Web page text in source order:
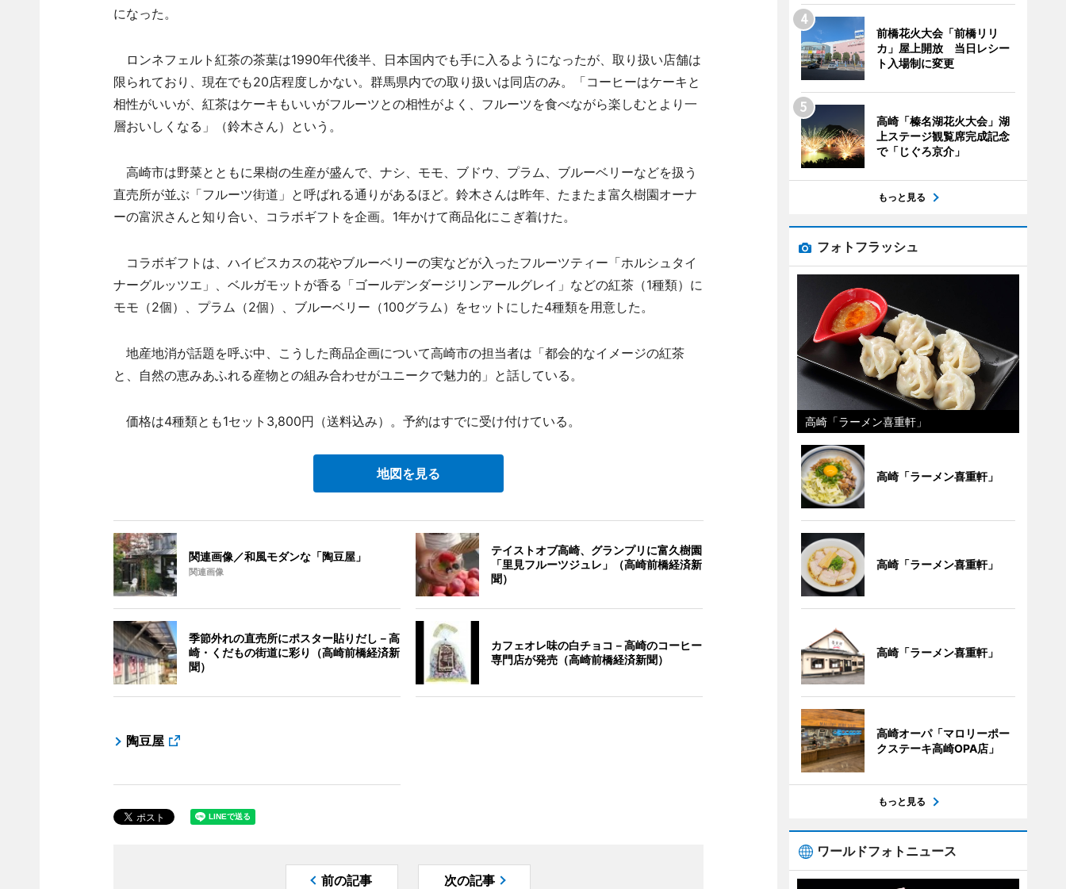
になった。
ロンネフェルト紅茶の茶葉は1990年代後半、日本国内でも手に入るようになったが、取り扱い店舗は
限られており、現在でも20店程度しかない。群馬県内での取り扱いは同店のみ。「コーヒーはケーキと
相性がいいが、紅茶はケーキもいいがフルーツとの相性がよく、フルーツを食べながら楽しむとより一
層おいしくなる」（鈴木さん）という。
高崎市は野菜とともに果樹の生産が盛んで、ナシ、モモ、ブドウ、プラム、ブルーベリーなどを扱う
直売所が並ぶ「フルーツ街道」と呼ばれる通りがあるほど。鈴木さんは昨年、たまたま富久樹園オーナ
ーの富沢さんと知り合い、コラボギフトを企画。1年かけて商品化にこぎ着けた。
コラボギフトは、ハイビスカスの花やブルーベリーの実などが入ったフルーツティー「ホルシュタイ
ナーグルッツエ」、ベルガモットが香る「ゴールデンダージリンアールグレイ」などの紅茶（1種類）に
モモ（2個）、プラム（2個）、ブルーベリー（100グラム）をセットにした4種類を用意した。
地産地消が話題を呼ぶ中、こうした商品企画について高崎市の担当者は「都会的なイメージの紅茶
と、自然の恵みあふれる産物との組み合わせがユニークで魅力的」と話している。
価格は4種類とも1セット3,800円（送料込み）。予約はすでに受け付けている。
地図を見る
関連画像／和風モダンな「陶豆屋」
関連画像
テイストオブ高崎、グランプリに富久樹園
「里見フルーツジュレ」（高崎前橋経済新
聞）
季節外れの直売所にポスター貼りだし－高
崎・くだもの街道に彩り（高崎前橋経済新
聞）
カフェオレ味の白チョコ－高崎のコーヒー
専門店が発売（高崎前橋経済新聞）
陶豆屋
前の記事 次の記事
前橋花火大会「前橋リリ
カ」屋上開放 当日レシー
ト入場制に変更
高崎「榛名湖花火大会」湖
上ステージ観覧席完成記念
で「じぐろ京介」
もっと見る
フォトフラッシュ
高崎「ラーメン喜重軒」
高崎「ラーメン喜重軒」
高崎「ラーメン喜重軒」
高崎「ラーメン喜重軒」
高崎オーパ「マロリーポー
クステーキ高崎OPA店」
もっと見る
ワールドフォトニュース